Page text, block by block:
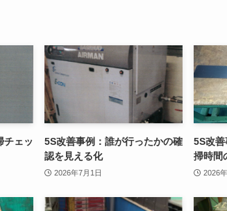
チェッ
5S改善事例：誰が行ったかの確
認を見える化
2026年7月1日
5S改
掃時間
2026